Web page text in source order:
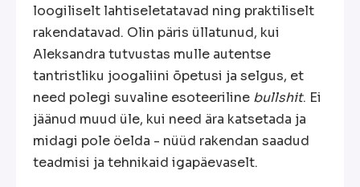
loogiliselt lahtiseletatavad ning praktiliselt
rakendatavad. Olin päris üllatunud, kui
Aleksandra tutvustas mulle autentse
tantristliku joogaliini õpetusi ja selgus, et
need polegi suvaline esoteeriline bullshit. Ei
jäänud muud üle, kui need ära katsetada ja
midagi pole öelda - nüüd rakendan saadud
teadmisi ja tehnikaid igapäevaselt.